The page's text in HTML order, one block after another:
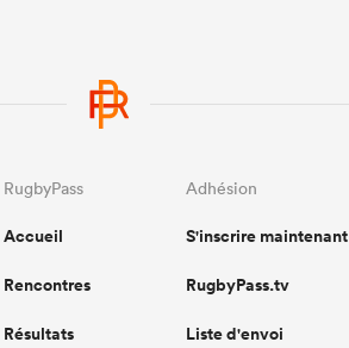
RugbyPass
Accueil
Rencontres
Résultats
Adhésion
S'inscrire maintenant
RugbyPass.tv
Liste d'envoi